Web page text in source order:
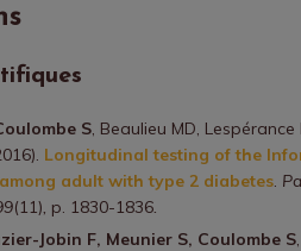
S, Beaulieu MD,
Longitudinal testing of the
adult with type 2 diabetes.
(11), p. 1830-1836.
Jobin F, Meunier S, Coulombe S